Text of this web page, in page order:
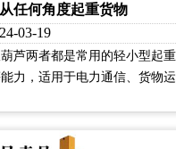
任何角度起重货物
03-19
芦两者都是常用的轻小型起
力，适用于电力通信、货物